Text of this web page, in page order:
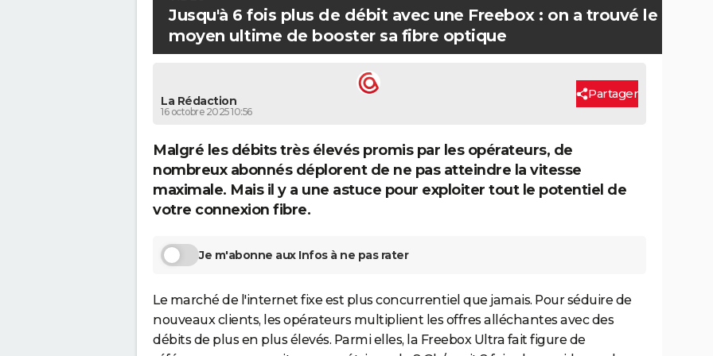
m
e
u
l
t
i
e
e
b
o
Jusqu'à 6 fois plus de débit avec une Freebox : on a trouvé le
moyen ultime de booster sa fibre optique
La Rédaction
16 octobre 2025 10:56
Partager
Malgré les débits très élevés promis par les opérateurs, de
nombreux abonnés déplorent de ne pas atteindre la vitesse
maximale. Mais il y a une astuce pour exploiter tout le potentiel de
votre connexion fibre.
Je m'abonne aux Infos à ne pas rater
Le marché de l'internet fixe est plus concurrentiel que jamais. Pour séduire de
nouveaux clients, les opérateurs multiplient les offres alléchantes avec des
débits de plus en plus élevés. Parmi elles, la Freebox Ultra fait figure de